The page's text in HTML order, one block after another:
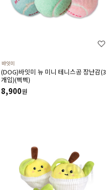
바잇미
(DOG)바잇미 뉴 미니 테니스공 장난감(3
개입)(삑삑)
8,900원